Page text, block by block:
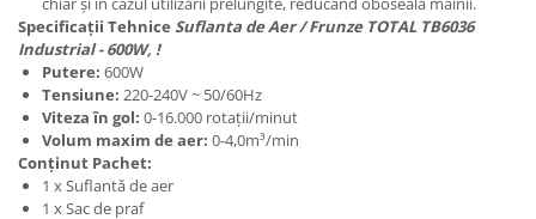
Specificații Tehnice Suflanta de Aer / Frunze TOTAL TB6036
Industrial - 600W, !
Putere: 600W
Tensiune: 220-240V ~ 50/60Hz
Viteza în gol: 0-16.000 rotații/minut
Volum maxim de aer: 0-4,0m³/min
Conținut Pachet:
1 x Suflantă de aer
1 x Sac de praf